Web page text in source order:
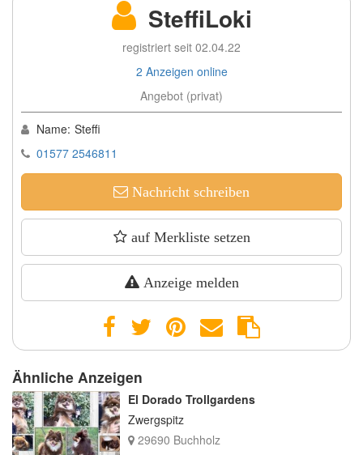
SteffiLoki
registriert seit 02.04.22
2 Anzeigen online
Angebot (privat)
Name: Steffi
01577 2546811
Nachricht schreiben
auf Merkliste setzen
Anzeige melden
Ähnliche Anzeigen
El Dorado Trollgardens
Zwergspitz
29690 Buchholz